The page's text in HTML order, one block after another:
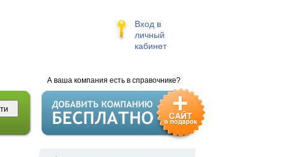
Вход в
личный
кабинет
А ваша компания есть в справочнике?